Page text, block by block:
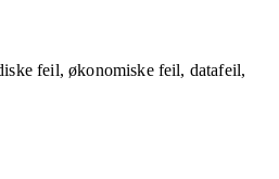
feil, økonomiske feil, datafeil,